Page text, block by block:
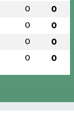
0 0
0 0
0 0
0 0